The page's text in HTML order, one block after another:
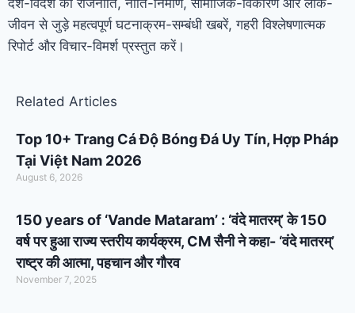
जीवन से जुड़े महत्वपूर्ण घटनाक्रम-सम्बंधी खबरें, गहरी विश्लेषणात्मक
रिपोर्ट और विचार-विमर्श प्रस्तुत करें।
Related Articles
Top 10+ Trang Cá Độ Bóng Đá Uy Tín, Hợp Pháp
Tại Việt Nam 2026
August 6, 2026
150 years of ‘Vande Mataram’ : ‘वंदे मातरम्’ के 150
वर्ष पर हुआ राज्य स्तरीय कार्यक्रम, CM सैनी ने कहा- ‘वंदे मातरम्’
राष्ट्र की आत्मा, पहचान और गौरव
November 7, 2025